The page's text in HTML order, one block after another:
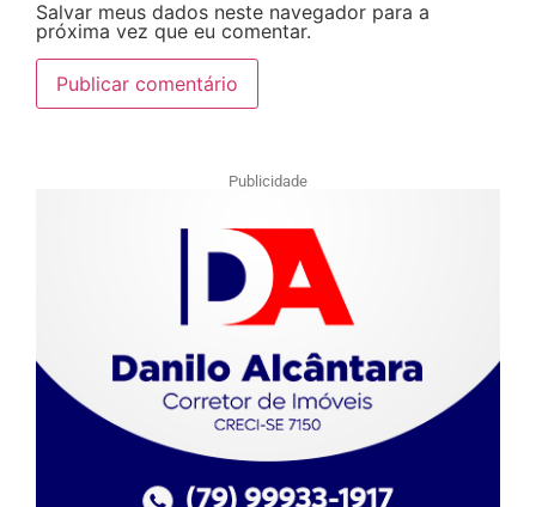
Salvar meus dados neste navegador para a
próxima vez que eu comentar.
Publicidade